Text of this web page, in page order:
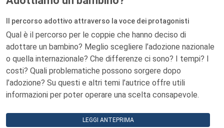
Il percorso adottivo attraverso la voce dei protagonisti
Qual è il percorso per le coppie che hanno deciso di
adottare un bambino? Meglio scegliere l’adozione nazionale
o quella internazionale? Che differenze ci sono? I tempi? I
costi? Quali problematiche possono sorgere dopo
l’adozione? Su questi e altri temi l’autrice offre utili
informazioni per poter operare una scelta consapevole.
LEGGI ANTEPRIMA